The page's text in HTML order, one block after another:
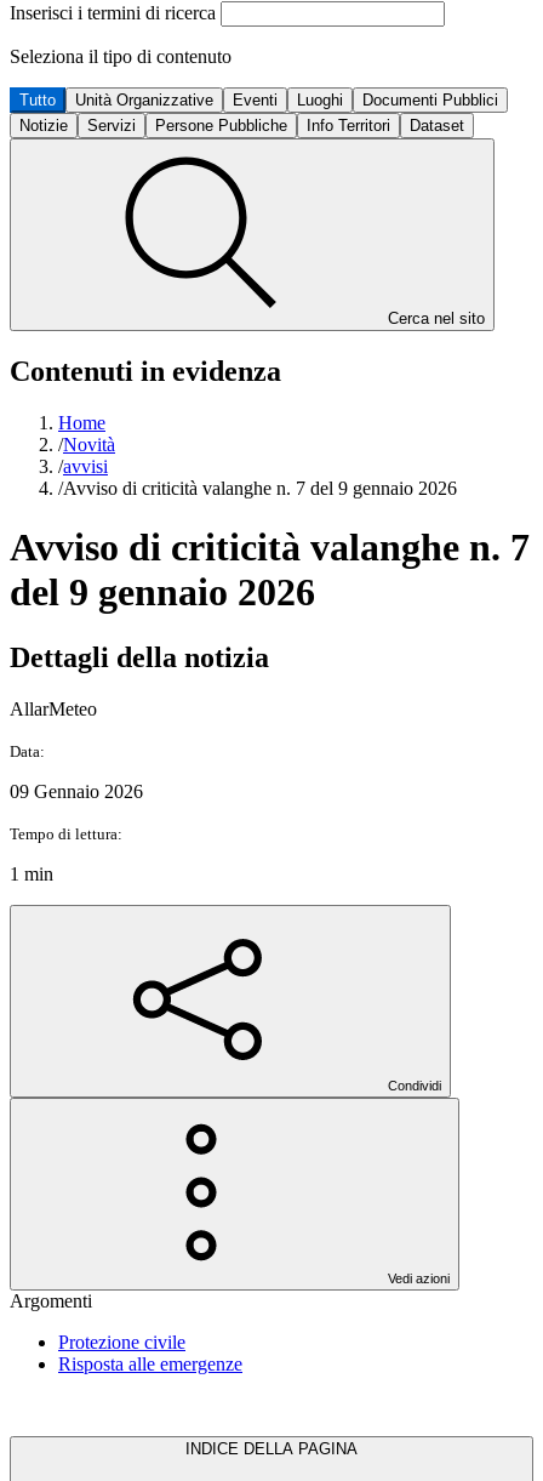
Inserisci i termini di ricerca
Seleziona il tipo di contenuto
Tutto Unità Organizzative Eventi Luoghi
Documenti Pubblici
Notizie
Servizi Persone Pubbliche Info Territori Dataset
Cerca nel sito
Contenuti in evidenza
Home
/Novità
/avvisi
/Avviso di criticità valanghe n. 7 del 9 gennaio 2026
Avviso di criticità valanghe n. 7
del 9 gennaio 2026
Dettagli della notizia
AllarMeteo
Data:
09 Gennaio 2026
Tempo di lettura:
1 min
Condividi
Vedi azioni
Argomenti
Protezione civile
Risposta alle emergenze
INDICE DELLA PAGINA